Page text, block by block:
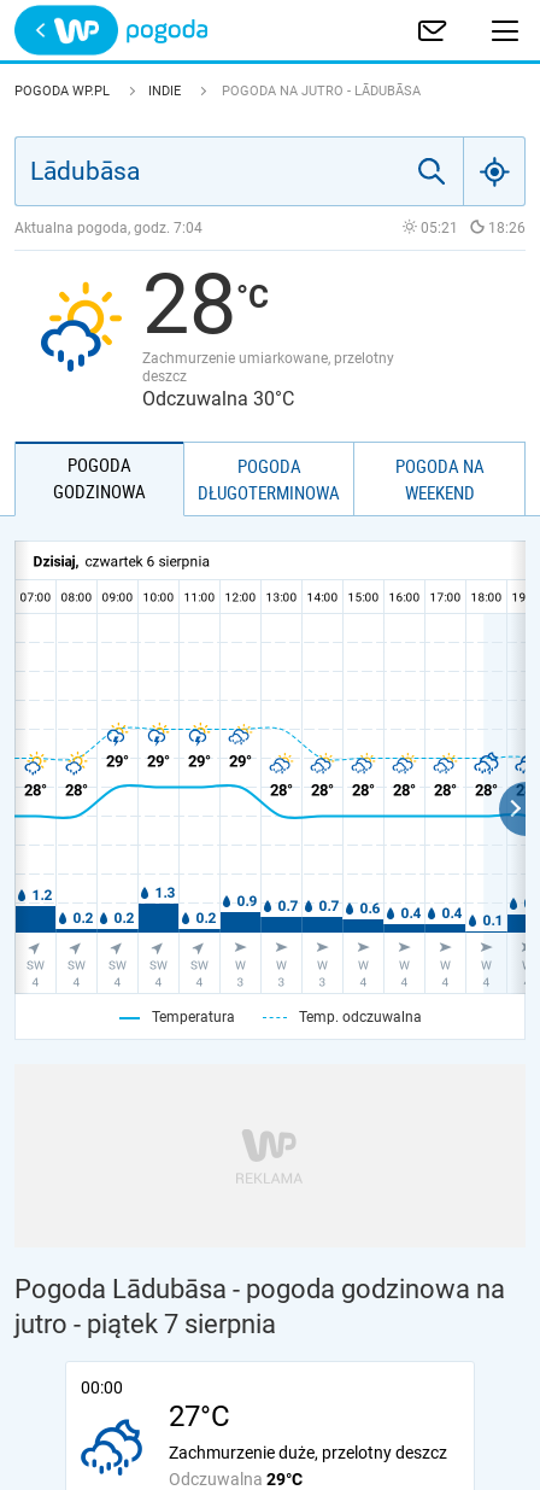
Trwa ładowanie
POLSKA
JAKOŚĆ POWIETRZA
POGODA WP.PL INDIE POGODA NA JUTRO - LĀDUBĀSA
Aktualna pogoda, godz. 7:04 05:21 18:26
28
Zachmurzenie umiarkowane, przelotny
deszcz
Odczuwalna 30°C
POGODA
GODZINOWA
POGODA
DŁUGOTERMINOWA
POGODA NA
WEEKEND
Temperatura Temp. odczuwalna
Pogoda Lādubāsa - pogoda godzinowa na
jutro - piątek 7 sierpnia
00:00
27°C
Odczuwalna 29°C
Zachmurzenie duże, przelotny deszcz